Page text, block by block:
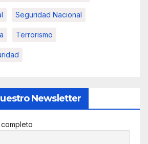
Seguridad Nacional
Terrorismo
Newsletter